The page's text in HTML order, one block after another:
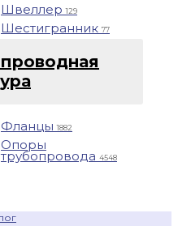
Швеллер129
Шестигранник 77
Фланцы1882
Опоры
трубопровода 4548